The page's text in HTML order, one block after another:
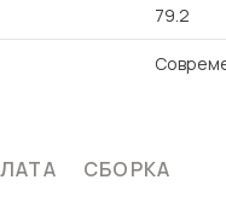
79.2
СБОРКА